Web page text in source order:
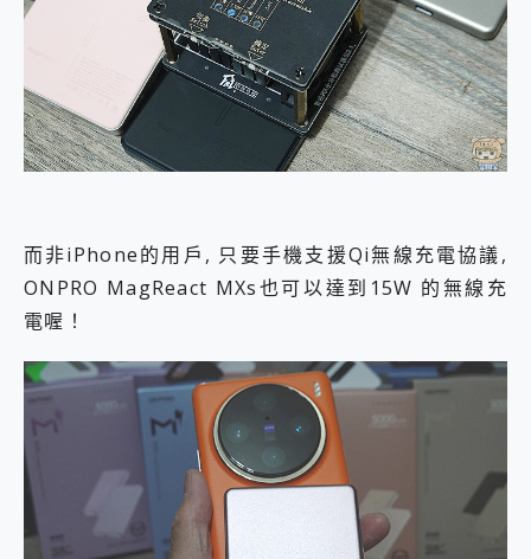
而非iPhone的用戶, 只要手機支援Qi無線充電協議,
ONPRO MagReact MXs也可以達到15W 的無線充
電喔！